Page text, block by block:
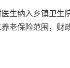
生纳入乡镇卫
老保险范围，财